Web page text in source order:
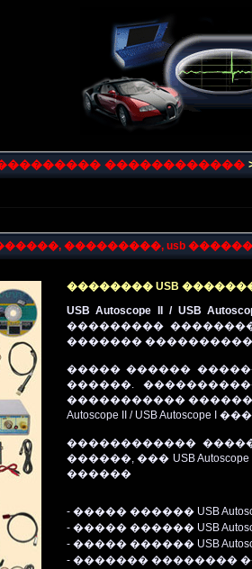
������������
���������, usb
�������� USB
USB Autoscope II / USB
���������
�������
����� ������
������.
����������� ������������
Autoscope II / USB
������������
������,��� USB Autoscope II
������
- ����� ������ USB
- ����� ������ USB
- ����� ������ USB
- ������� ��������